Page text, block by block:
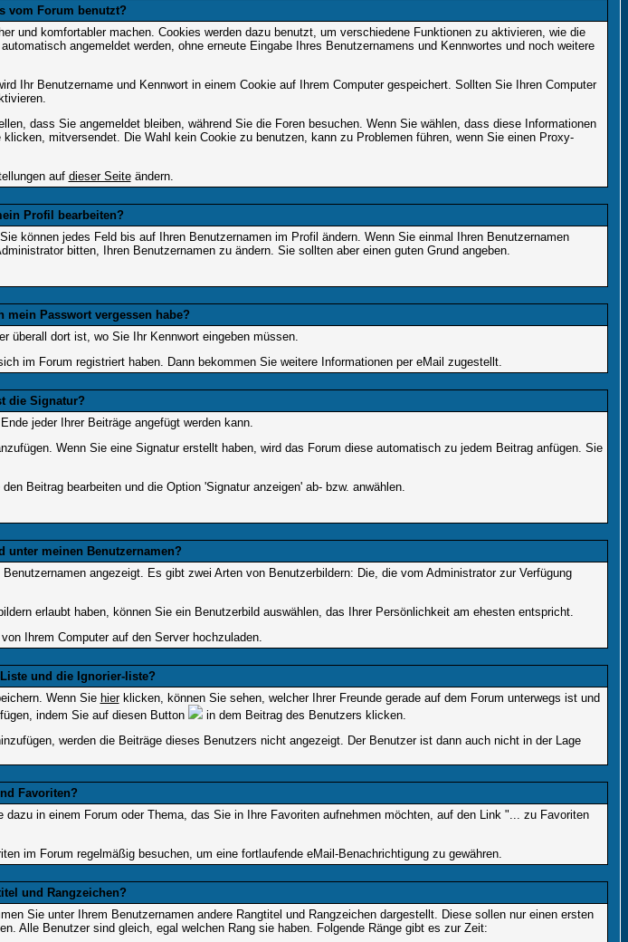
vom Forum benutzt?
und komfortabler machen. Cookies werden dazu benutzt, um verschiedene Funktionen zu aktivieren, wie die
angemeldet werden, ohne erneute Eingabe Ihres Benutzernamens und Kennwortes und noch weitere
Ihr Benutzername und Kennwort in einem Cookie auf Ihrem Computer gespeichert. Sollten Sie Ihren Computer
dass Sie angemeldet bleiben, während Sie die Foren besuchen. Wenn Sie wählen, dass diese Informationen
mitversendet. Die Wahl kein Cookie zu benutzen, kann zu Problemen führen, wenn Sie einen Proxy-
auf dieser Seiteändern.
Profil bearbeiten?
können jedes Feld bis auf Ihren Benutzernamen im Profil ändern. Wenn Sie einmal Ihren Benutzernamen
bitten, Ihren Benutzernamen zu ändern. Sie sollten aber einen guten Grund angeben.
mein Passwort vergessen habe?
überall dort ist, wo Sie Ihr Kennwort eingeben müssen.
im Forum registriert haben. Dann bekommen Sie weitere Informationen per eMail zugestellt.
die Signatur?
jeder Ihrer Beiträge angefügt werden kann.
Wenn Sie eine Signatur erstellt haben, wird das Forum diese automatisch zu jedem Beitrag anfügen. Sie
Beitrag bearbeiten und die Option 'Signatur anzeigen' ab- bzw. anwählen.
unter meinen Benutzernamen?
angezeigt. Es gibt zwei Arten von Benutzerbildern: Die, die vom Administrator zur Verfügung
erlaubt haben, können Sie ein Benutzerbild auswählen, das Ihrer Persönlichkeit am ehesten entspricht.
Ihrem Computer auf den Server hochzuladen.
und die Ignorier-liste?
Wenn Sie hierklicken, können Sie sehen, welcher Ihrer Freunde gerade auf dem Forum unterwegs ist und
indem Sie auf diesen Button
in dem Beitrag des Benutzers klicken.
werden die Beiträge dieses Benutzers nicht angezeigt. Der Benutzer ist dann auch nicht in der Lage
Favoriten?
in einem Forum oder Thema, das Sie in Ihre Favoriten aufnehmen möchten, auf den Link "... zu Favoriten
im Forum regelmäßig besuchen, um eine fortlaufende eMail-Benachrichtigung zu gewähren.
und Rangzeichen?
Sie unter Ihrem Benutzernamen andere Rangtitel und Rangzeichen dargestellt. Diese sollen nur einen ersten
Alle Benutzer sind gleich, egal welchen Rang sie haben. Folgende Ränge gibt es zur Zeit: